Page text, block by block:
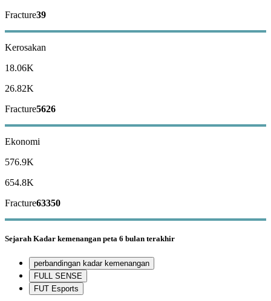
Fracture39
Kerosakan
18.06K
26.82K
Fracture5626
Ekonomi
576.9K
654.8K
Fracture63350
Sejarah Kadar kemenangan peta 6 bulan terakhir
perbandingan kadar kemenangan
FULL SENSE
FUT Esports